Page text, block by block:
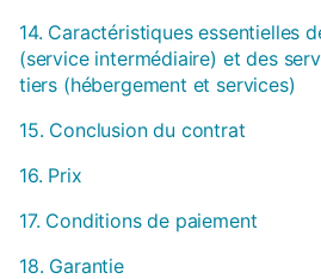
14. Caractéristiques essentielles
(service intermédiaire) et des
tiers (hébergement et services)
15. Conclusion du contrat
16. Prix
17. Conditions de paiement
18. Garantie